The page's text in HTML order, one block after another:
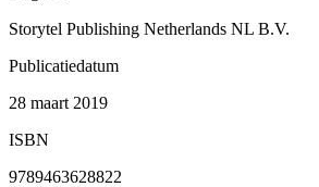
Storytel Publishing Netherlands NL B.V.
Publicatiedatum
28 maart 2019
ISBN
9789463628822